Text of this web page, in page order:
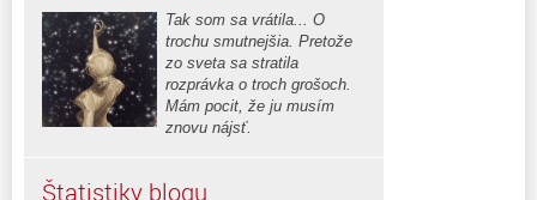
Tak som sa vrátila... O
trochu smutnejšia. Pretože
zo sveta sa stratila
rozprávka o troch grošoch.
Mám pocit, že ju musím
znovu nájsť.
Štatistiky blogu